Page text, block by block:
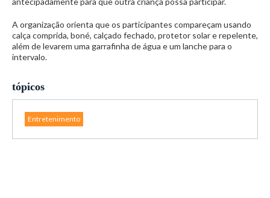
A organização orienta que os participantes compareçam usando
calça comprida, boné, calçado fechado, protetor solar e repelente,
além de levarem uma garrafinha de água e um lanche para o
intervalo.
tópicos
Entretenimento